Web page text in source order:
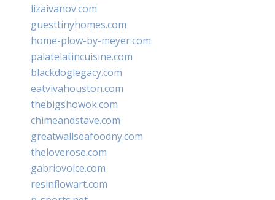
lizaivanov.com
guesttinyhomes.com
home-plow-by-meyer.com
palatelatincuisine.com
blackdoglegacy.com
eatvivahouston.com
thebigshowok.com
chimeandstave.com
greatwallseafoodny.com
theloverose.com
gabriovoice.com
resinflowart.com